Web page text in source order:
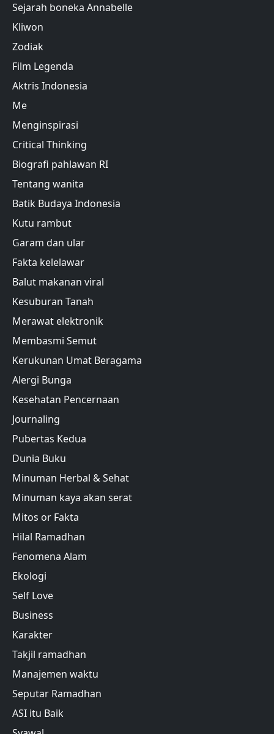
Sejarah boneka Annabelle
Kliwon
Zodiak
Film Legenda
Aktris Indonesia
Me
Menginspirasi
Critical Thinking
Biografi pahlawan RI
Tentang wanita
Batik Budaya Indonesia
Kutu rambut
Garam dan ular
Fakta kelelawar
Balut makanan viral
Kesuburan Tanah
Merawat elektronik
Membasmi Semut
Kerukunan Umat Beragama
Alergi Bunga
Kesehatan Pencernaan
Journaling
Pubertas Kedua
Dunia Buku
Minuman Herbal & Sehat
Minuman kaya akan serat
Mitos or Fakta
Hilal Ramadhan
Fenomena Alam
Ekologi
Self Love
Business
Karakter
Takjil ramadhan
Manajemen waktu
Seputar Ramadhan
ASI itu Baik